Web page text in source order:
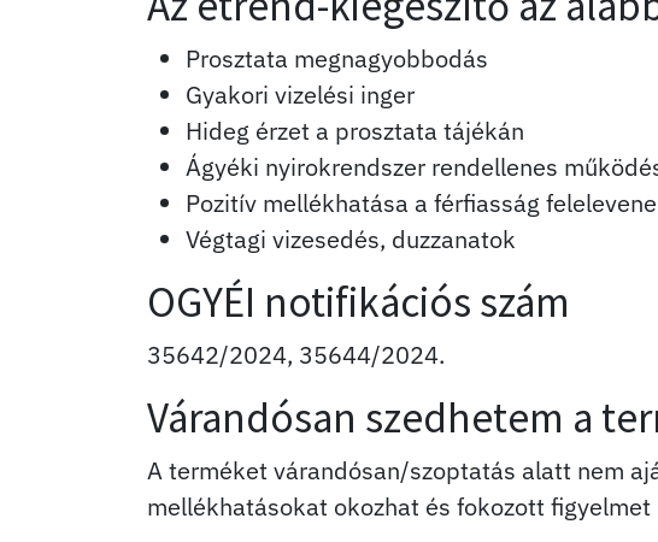
Prosztata megnagyobbodás
Gyakori vizelési inger
Hideg érzet a prosztata tájékán
Ágyéki nyirokrendszer rendellenes
Pozitív mellékhatása a férfiasság
Végtagi vizesedés, duzzanatok
OGYÉI notifikációs szám
35642/2024, 35644/2024.
Várandósan szedhetem a
A terméket várandósan/szoptatás alatt nem
mellékhatásokat okozhat és fokozott